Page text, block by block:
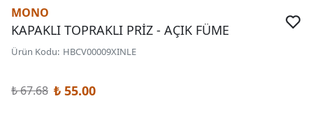
MONO
KAPAKLI TOPRAKLI PRİZ - AÇIK FÜME
Ürün Kodu: HBCV00009XINLE
₺ 67.68 ₺ 55.00